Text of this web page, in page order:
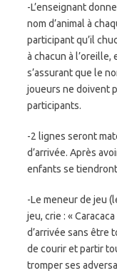
-L’enseignant
nom d’animal à
participant qu’il
à chacun à l’oreille,
s’assurant que le
joueurs ne doivent
participants.
-2 lignes seront
d’arrivée. Après
enfants se
-Le meneur de jeu
jeu, crie : «
d’arrivée sans être
de courir et partir
tromper ses